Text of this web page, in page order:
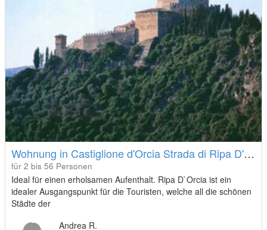
Wohnung in Castiglione d'Orcia Strada di Ripa D'Orcia
für 2 bis 56 Personen
Ideal für einen erholsamen Aufenthalt. Ripa D`Orcia ist ein
idealer Ausgangspunkt für die Touristen, welche all die schönen
Städte der
Andrea R.